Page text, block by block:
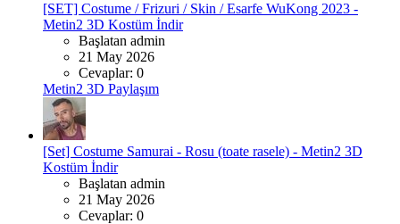
[SET] Costume / Frizuri / Skin / Esarfe WuKong 2023 -
Metin2 3D Kostüm İndir
Başlatan admin
21 May 2026
Cevaplar: 0
Metin2 3D Paylaşım
[Set] Costume Samurai - Rosu (toate rasele) - Metin2 3D
Kostüm İndir
Başlatan admin
21 May 2026
Cevaplar: 0